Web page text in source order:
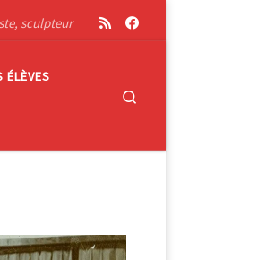
sculpteur
ÉLÈVES